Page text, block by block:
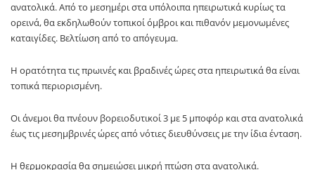
ανατολικά. Από το μεσημέρι στα υπόλοιπα ηπειρωτικά κυρίως τα
ορεινά, θα εκδηλωθούν τοπικοί όμβροι και πιθανόν μεμονωμένες
καταιγίδες. Βελτίωση από το απόγευμα.
Η ορατότητα τις πρωινές και βραδινές ώρες στα ηπειρωτικά θα είναι
τοπικά περιορισμένη.
Οι άνεμοι θα πνέουν βορειοδυτικοί 3 με 5 μποφόρ και στα ανατολικά
έως τις μεσημβρινές ώρες από νότιες διευθύνσεις με την ίδια ένταση.
Η θερμοκρασία θα σημειώσει μικρή πτώση στα ανατολικά.